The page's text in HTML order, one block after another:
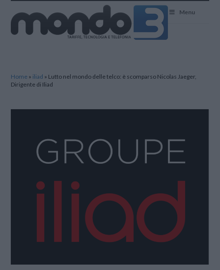
Menu
Home » iliad » Lutto nel mondo delle telco: è scomparso Nicolas Jaeger,
Dirigente di Iliad